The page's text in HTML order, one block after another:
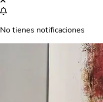
No tienes notificaciones